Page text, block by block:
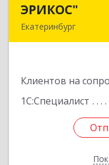
ЭРИКОС"
Екатеринбург
Клиентов на
1С:Специалист